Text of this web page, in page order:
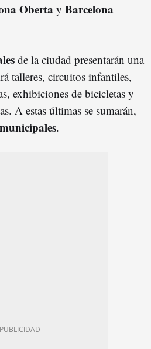
Oberta y Barcelona
de la ciudad presentarán una
talleres, circuitos infantiles,
exhibiciones de bicicletas y
A estas últimas se sumarán,
.